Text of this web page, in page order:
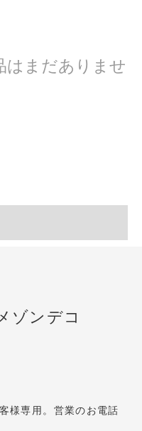
はまだありませ
ゾンデコ
専用。営業のお電話